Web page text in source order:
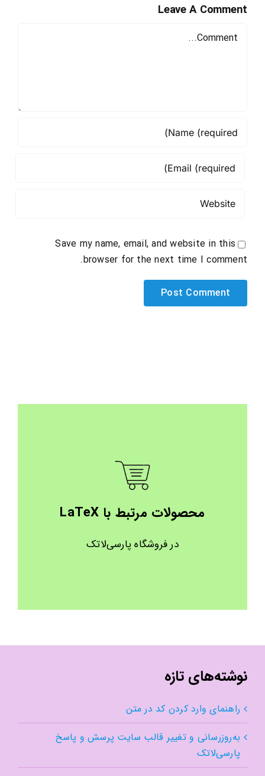
Leave A Comment
Comment
Save my name, email, and website in this
browser for the next time I comment.
محصولات مرتبط با LaTeX
در فروشگاه پارسی‌لاتک
نوشته‌های تازه
راهنمای وارد کردن کد در متن
به‌روزرسانی و تغییر قالب سایت پرسش و پاسخ
پارسی‌لاتک